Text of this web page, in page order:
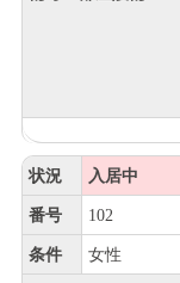
状況 入居中
番号 102
条件 女性